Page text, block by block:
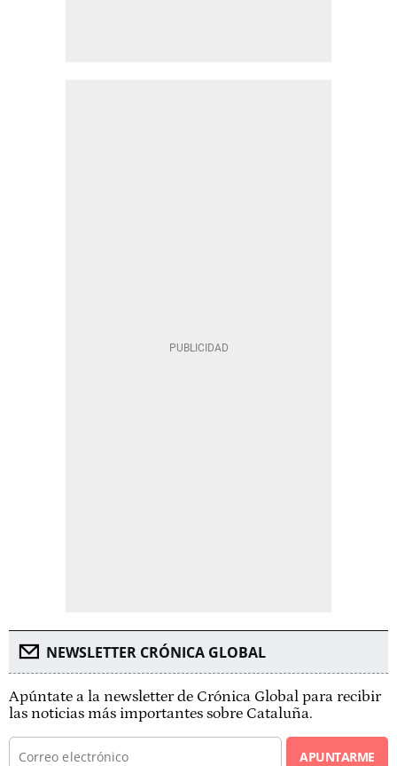
NEWSLETTER CRÓNICA GLOBAL
Apúntate a la newsletter de Crónica Global para recibir
las noticias más importantes sobre Cataluña.
APUNTARME